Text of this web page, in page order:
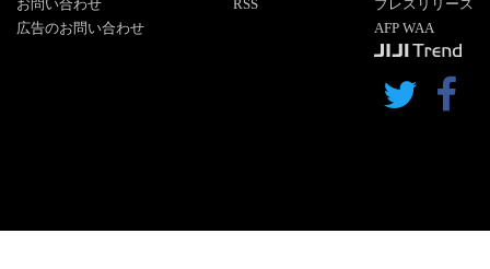
お問い合わせ
広告のお問い合わせ
RSS
プレスリリース
AFP WAA